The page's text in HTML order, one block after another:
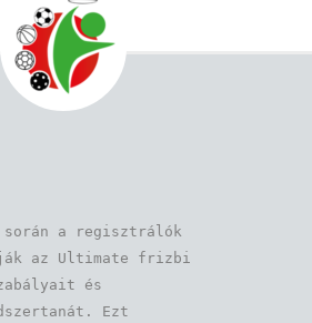
során a regisztrálók
az Ultimate frizbi
és
Ezt